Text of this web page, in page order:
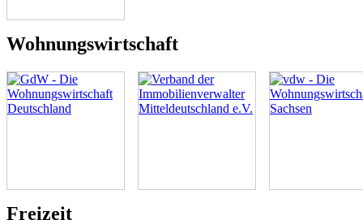
Wohnungswirtschaft
Freizeit